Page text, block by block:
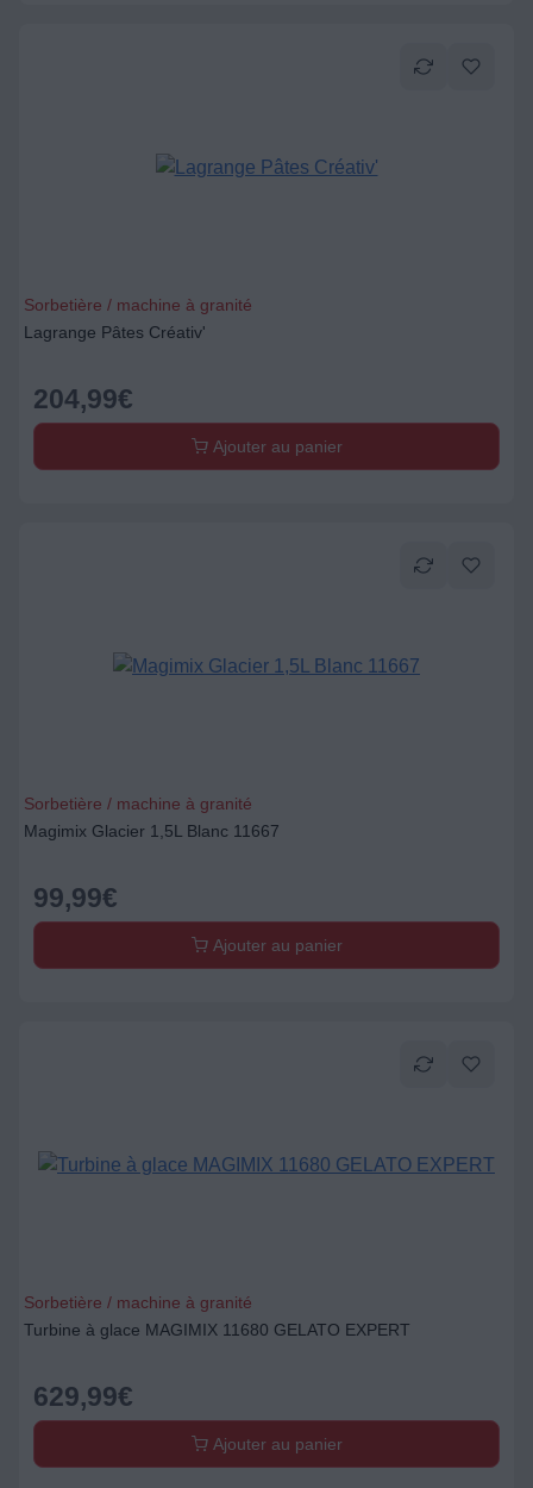
Sorbetière / machine à granité
Lagrange Pâtes Créativ'
204,99€
Ajouter au panier
Sorbetière / machine à granité
Magimix Glacier 1,5L Blanc 11667
99,99€
Ajouter au panier
Sorbetière / machine à granité
Turbine à glace MAGIMIX 11680 GELATO EXPERT
629,99€
Ajouter au panier